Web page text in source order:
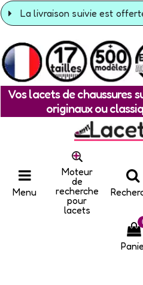
La livraison suivie est
Vos lacets de chaussures
originaux ou
Menu
Moteur
de
recherche
pour
lacets